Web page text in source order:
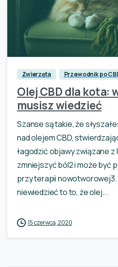
Zwierzęta Przewodnik po
Olej CBD dla kota:
musisz wiedzieć
Szanse są takie, że
nad olejem CBD,
łagodzić objawy związane z
zmniejszyć ból2 i może być
przy terapii
niewiedzieć to to, że olej...
15 czerwca, 2020